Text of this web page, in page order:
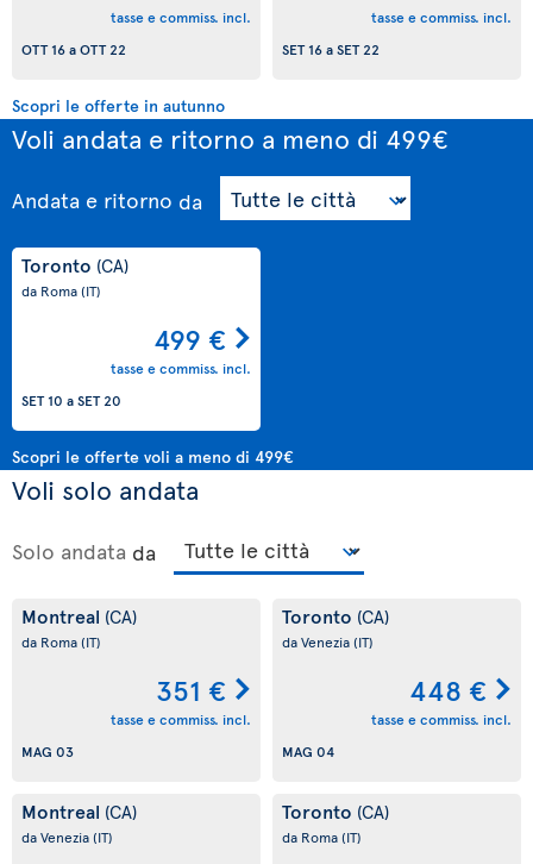
tasse e commiss. incl.
OTT 16aOTT 22
tasse e commiss. incl.
SET 16aSET 22
Scopri le offerte in autunno
Voli andata e ritorno a meno di 499€
Andata e ritorno da
Toronto (CA)
da Roma(IT)
499 €
tasse e commiss. incl.
SET 10 aSET 20
Scopri le offerte voli a meno di 499€
Voli solo andata
Solo andata da
Montreal (CA)
da Roma(IT)
351 €
tasse e commiss. incl.
MAG 03
Toronto (CA)
da Venezia(IT)
448 €
tasse e commiss. incl.
MAG 04
Montreal (CA)
da Venezia(IT)
Toronto (CA)
da Roma(IT)